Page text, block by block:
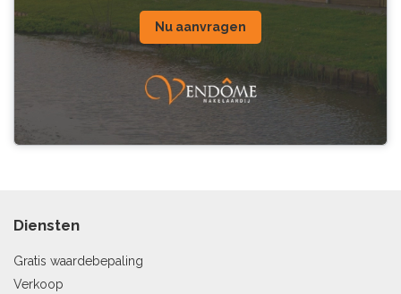
Nu aanvragen
Diensten
Gratis waardebepaling
Verkoop